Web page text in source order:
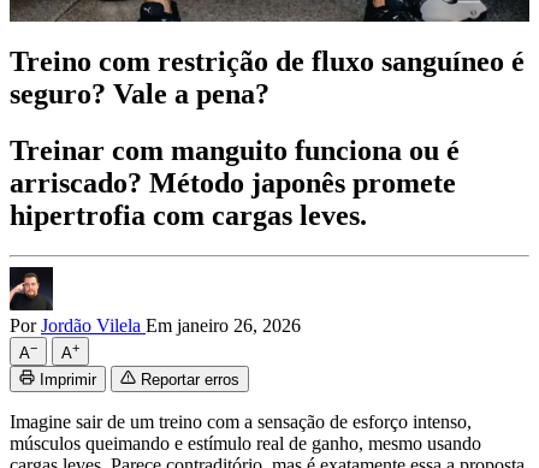
Treino com restrição de fluxo sanguíneo é
seguro? Vale a pena?
Treinar com manguito funciona ou é
arriscado? Método japonês promete
hipertrofia com cargas leves.
PorJordão Vilela Em janeiro 26, 2026
A− A+
Imprimir Reportar erros
Imagine sair de um treino com a sensação de esforço intenso,
músculos queimando e estímulo real de ganho, mesmo usando